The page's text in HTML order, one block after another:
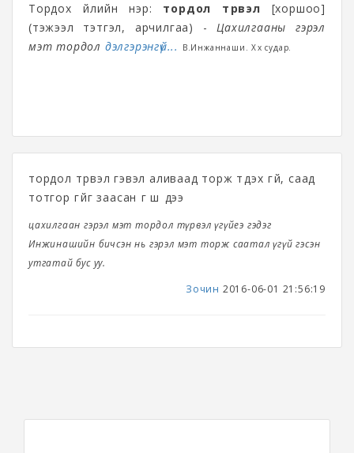
Тордох үйлийн нэр: тордол түрвэл [хоршоо]
(тэжээл тэтгэл, арчилгаа) -Цахилгааны гэрэл
мэт тордол дэлгэрэнгүй... В.Инжаннаши. Хөх судар.
тордол түрвэл гэвэл аливаад торж түдэх үгүй, саад
тотгор үгүйг заасан үг шүү дээ
цахилгаан гэрэл мэт тордол түрвэл үгүйеэ гэдэг
Инжинашийн бичсэн нь гэрэл мэт торж саатал үгүй гэсэн
утгатай бус уу.
Зочин 2016-06-01 21:56:19